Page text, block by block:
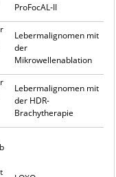
ProFocAL-II
Lebermalignomen mit
der
Mikrowellenablation
Lebermalignomen mit
der HDR-
Brachytherapie